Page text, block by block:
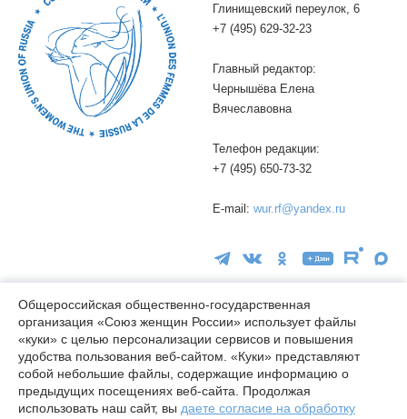
Глинищевский переулок, 6
+7 (495) 629-32-23
Главный редактор:
Чернышёва Елена
Вячеславовна
Телефон редакции:
+7 (495) 650-73-32
E-mail: wur.rf@yandex.ru
16+
© wuor.ru Использование материалов сайта разрешается только
при указании ссылки на источник
Правовая информация
Общероссийская общественно-государственная
организация «Союз женщин России» использует файлы
«куки» с целью персонализации сервисов и повышения
удобства пользования веб-сайтом. «Куки» представляют
собой небольшие файлы, содержащие информацию о
предыдущих посещениях веб-сайта. Продолжая
использовать наш сайт, вы даете согласие на обработку